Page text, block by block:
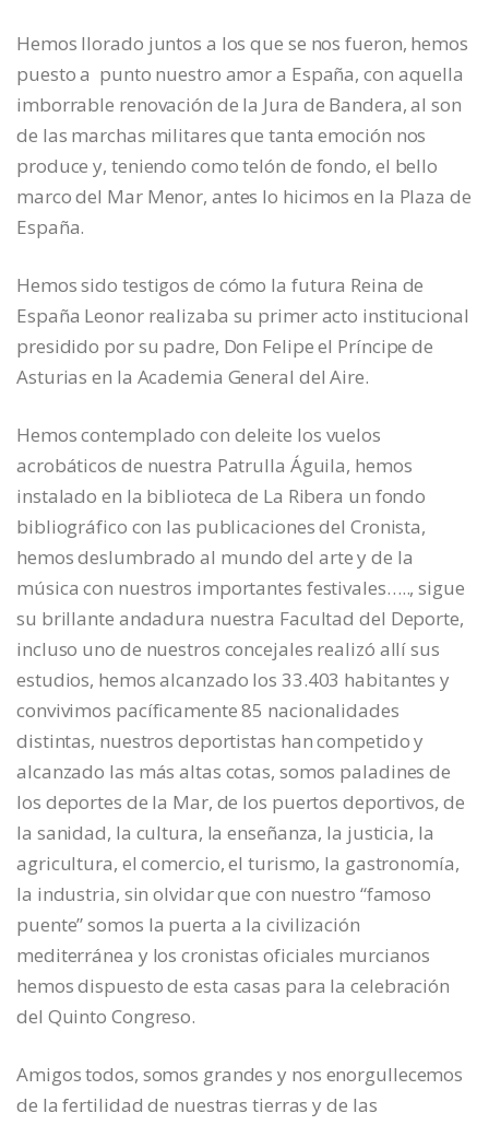
Hemos llorado juntos a los que se nos fueron, hemos
puesto a punto nuestro amor a España, con aquella
imborrable renovación de la Jura de Bandera, al son
de las marchas militares que tanta emoción nos
produce y, teniendo como telón de fondo, el bello
marco del Mar Menor, antes lo hicimos en la Plaza de
España.
Hemos sido testigos de cómo la futura Reina de
España Leonor realizaba su primer acto institucional
presidido por su padre, Don Felipe el Príncipe de
Asturias en la Academia General del Aire.
Hemos contemplado con deleite los vuelos
acrobáticos de nuestra Patrulla Águila, hemos
instalado en la biblioteca de La Ribera un fondo
bibliográfico con las publicaciones del Cronista,
hemos deslumbrado al mundo del arte y de la
música con nuestros importantes festivales….., sigue
su brillante andadura nuestra Facultad del Deporte,
incluso uno de nuestros concejales realizó allí sus
estudios, hemos alcanzado los 33.403 habitantes y
convivimos pacíficamente 85 nacionalidades
distintas, nuestros deportistas han competido y
alcanzado las más altas cotas, somos paladines de
los deportes de la Mar, de los puertos deportivos, de
la sanidad, la cultura, la enseñanza, la justicia, la
agricultura, el comercio, el turismo, la gastronomía,
la industria, sin olvidar que con nuestro “famoso
puente” somos la puerta a la civilización
mediterránea y los cronistas oficiales murcianos
hemos dispuesto de esta casas para la celebración
del Quinto Congreso.
Amigos todos, somos grandes y nos enorgullecemos
de la fertilidad de nuestras tierras y de las